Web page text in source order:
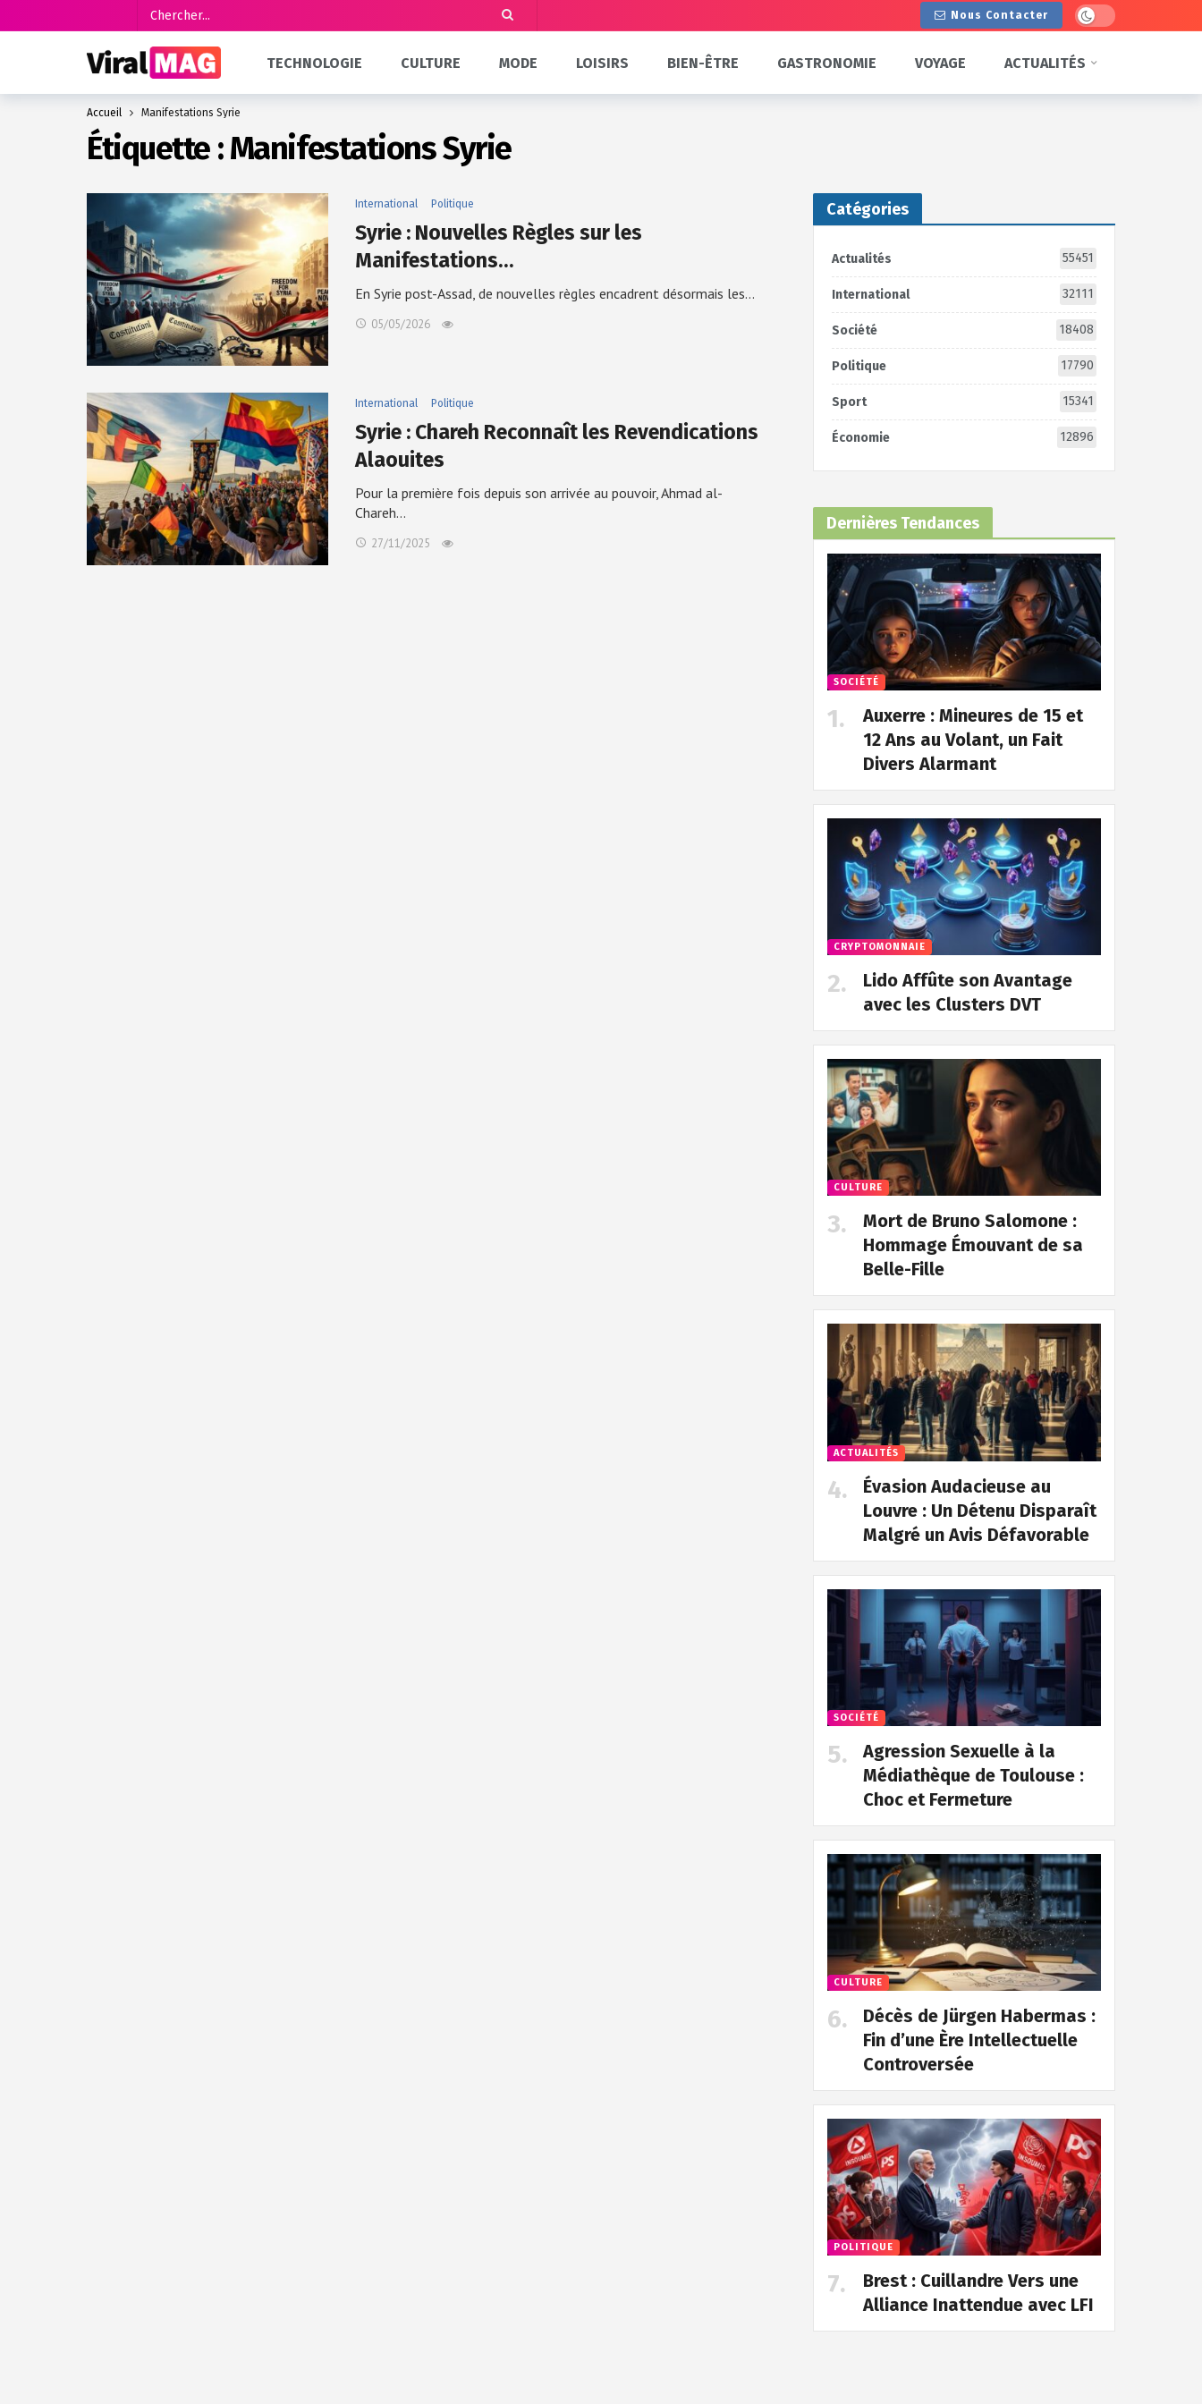
Nous Contacter Dark mode
TECHNOLOGIE CULTURE MODE LOISIRS BIEN-ÊTRE GASTRONOMIE VOYAGE ACTUALITÉS
Accueil Manifestations Syrie
Étiquette :Manifestations Syrie
International Politique
Syrie : Nouvelles Règles sur les
Manifestations…
En Syrie post-Assad, de nouvelles règles encadrent désormais les…
05/05/2026
International Politique
Syrie : Chareh Reconnaît les Revendications
Alaouites
Pour la première fois depuis son arrivée au pouvoir, Ahmad al-
Chareh…
27/11/2025
Catégories
Actualités 55451
International 32111
Société 18408
Politique 17790
Sport 15341
Économie 12896
Dernières Tendances
SOCIÉTÉ
Auxerre : Mineures de 15 et
12 Ans au Volant, un Fait
Divers Alarmant
CRYPTOMONNAIE
Lido Affûte son Avantage
avec les Clusters DVT
CULTURE
Mort de Bruno Salomone :
Hommage Émouvant de sa
Belle-Fille
ACTUALITÉS
Évasion Audacieuse au
Louvre : Un Détenu Disparaît
Malgré un Avis Défavorable
SOCIÉTÉ
Agression Sexuelle à la
Médiathèque de Toulouse :
Choc et Fermeture
CULTURE
Décès de Jürgen Habermas :
Fin d’une Ère Intellectuelle
Controversée
POLITIQUE
Brest : Cuillandre Vers une
Alliance Inattendue avec LFI